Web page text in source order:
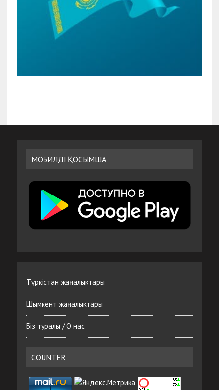
МОБИЛДІ ҚОСЫМША
Түркістан жаңалыктары
Шымкент жаңалыктары
Біз туралы / О нас
COUNTER